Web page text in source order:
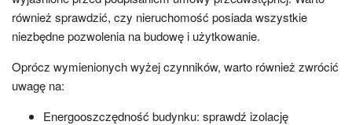
również sprawdzić, czy nieruchomość posiada wszystkie
niezbędne pozwolenia na budowę i użytkowanie.
Oprócz wymienionych wyżej czynników, warto również zwrócić
uwagę na:
Energooszczędność budynku: sprawdź izolację